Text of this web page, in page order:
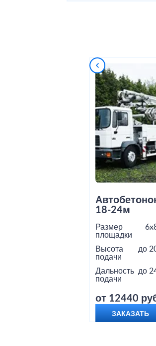
18-24м
Размер
площадки
Высота
подачи
до
Дальность
подачи
до
от 12440
ЗАКАЗАТЬ